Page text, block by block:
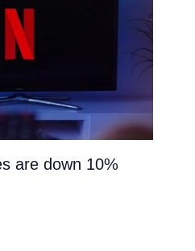
are down 10%